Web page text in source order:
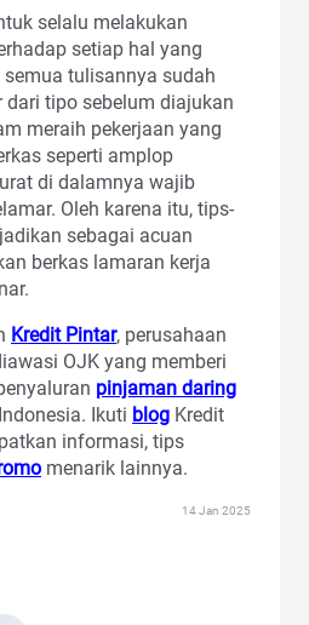
selalu melakukan
setiap hal yang
tulisannya sudah
dari tipo sebelum diajukan
meraih pekerjaan yang
seperti amplop
di dalamnya wajib
Oleh karena itu, tips-
sebagai acuan
berkas lamaran kerja
Kredit Pintar, perusahaan
OJK yang memberi
pinjaman daring
Ikuti blog Kredit
informasi, tips
menarik lainnya.
14 Jan 2025